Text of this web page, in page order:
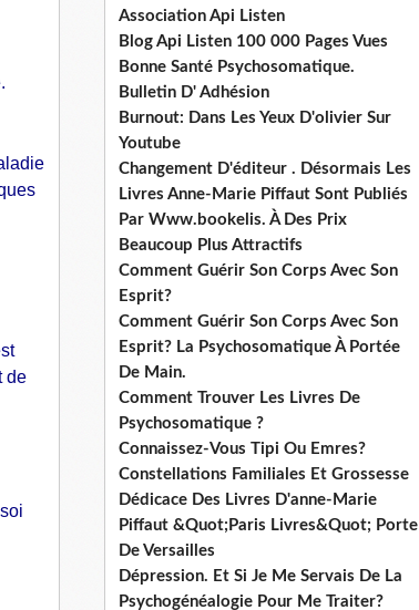
de
Association Api Listen
Blog Api Listen 100 000 Pages Vues
Bonne Santé Psychosomatique.
Bulletin D' Adhésion
Burnout: Dans Les Yeux D'olivier Sur
Youtube
Changement D'éditeur . Désormais Les
Livres Anne-Marie Piffaut Sont Publiés
Par Www.bookelis. À Des Prix
Beaucoup Plus Attractifs
Comment Guérir Son Corps Avec Son
Esprit?
Comment Guérir Son Corps Avec Son
Esprit? La Psychosomatique À Portée
De Main.
Comment Trouver Les Livres De
Psychosomatique ?
Connaissez-Vous Tipi Ou Emres?
Constellations Familiales Et Grossesse
Dédicace Des Livres D'anne-Marie
Piffaut &Quot;Paris Livres&Quot; Porte
De Versailles
Dépression. Et Si Je Me Servais De La
Psychogénéalogie Pour Me Traiter?